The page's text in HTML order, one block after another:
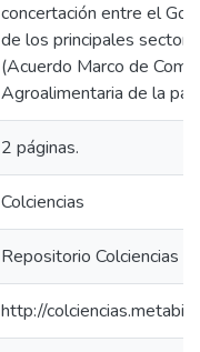
concertación entre el
de los principales
(Acuerdo Marco de
Agroalimentaria de la
2 páginas.
Colciencias
Repositorio Colciencias
http://